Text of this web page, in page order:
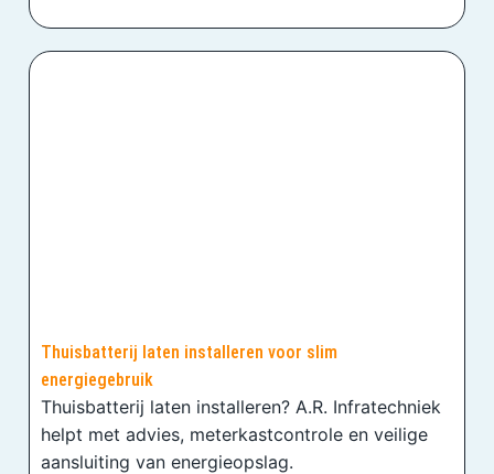
Thuisbatterij laten installeren voor slim
energiegebruik
Thuisbatterij laten installeren? A.R. Infratechniek
helpt met advies, meterkastcontrole en veilige
aansluiting van energieopslag.